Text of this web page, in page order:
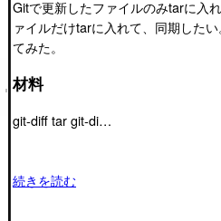
Gitで更新したファイルのみtarに入
ァイルだけtarに入れて、同期した
てみた。
材料
git-diff tar git-di…
続きを読む